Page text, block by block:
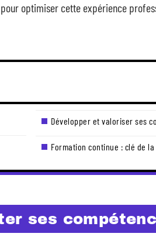
optimiser cette expérience
Développer et valoriser ses
Formation continue : clé de
ses